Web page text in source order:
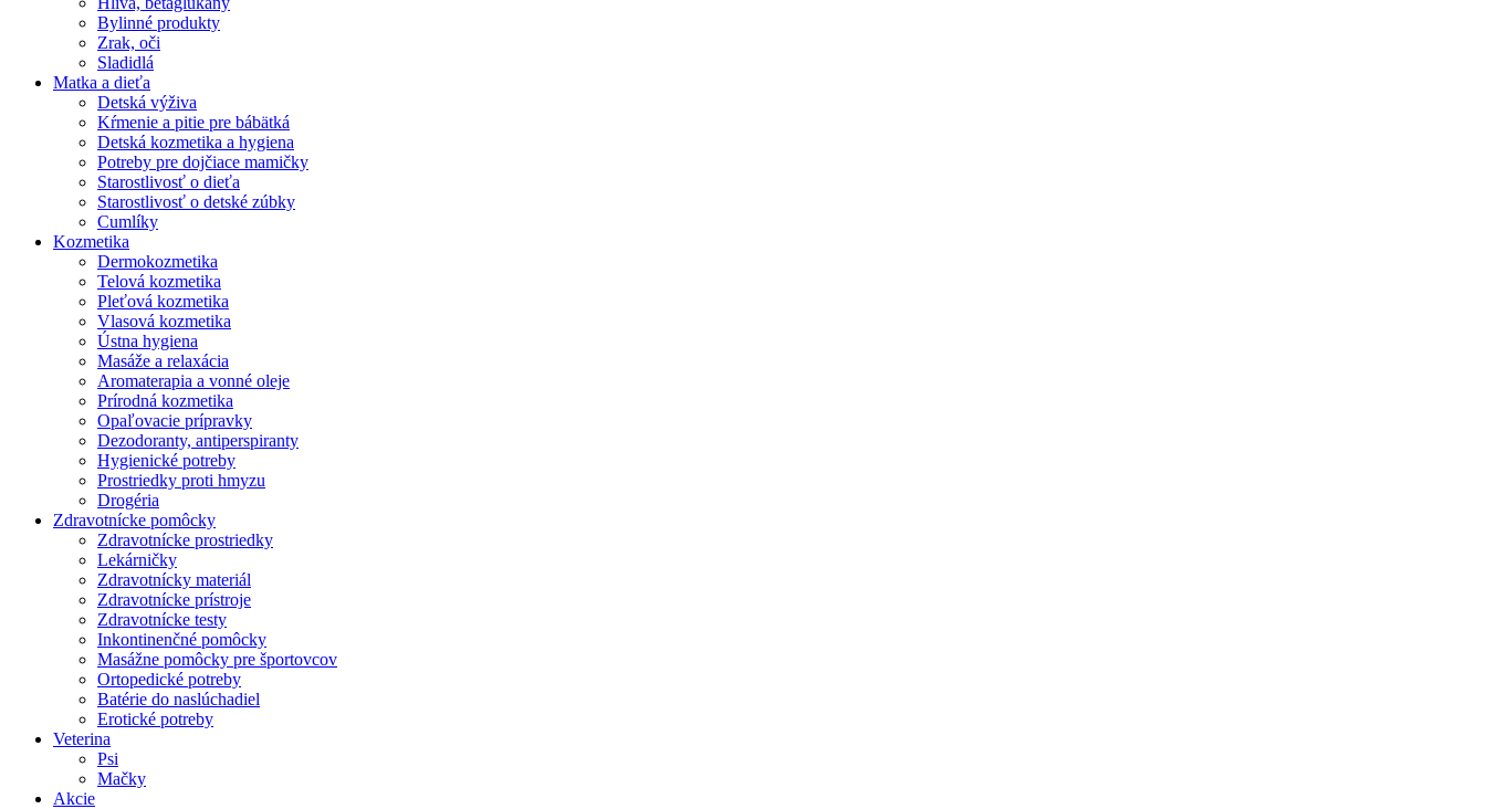
Bylinné produkty
Zrak, oči
Sladidlá
Matka a dieťa
Detská výživa
Kŕmenie a pitie pre bábätká
Detská kozmetika a hygiena
Potreby pre dojčiace mamičky
Starostlivosť o dieťa
Starostlivosť o detské zúbky
Cumlíky
Kozmetika
Dermokozmetika
Telová kozmetika
Pleťová kozmetika
Vlasová kozmetika
Ústna hygiena
Masáže a relaxácia
Aromaterapia a vonné oleje
Prírodná kozmetika
Opaľovacie prípravky
Dezodoranty, antiperspiranty
Hygienické potreby
Prostriedky proti hmyzu
Drogéria
Zdravotnícke pomôcky
Zdravotnícke prostriedky
Lekárničky
Zdravotnícky materiál
Zdravotnícke prístroje
Zdravotnícke testy
Inkontinenčné pomôcky
Masážne pomôcky pre športovcov
Ortopedické potreby
Batérie do naslúchadiel
Erotické potreby
Veterina
Psi
Mačky
Akcie